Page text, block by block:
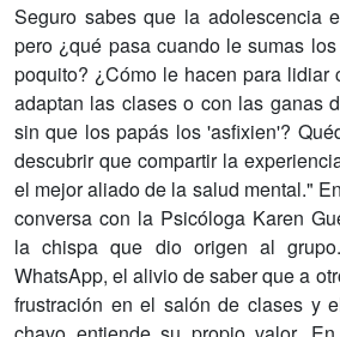
Seguro sabes que la adolescencia
pero ¿qué pasa cuando le sumas
poquito? ¿Cómo le hacen para lidiar
adaptan las clases o con las ganas
sin que los papás los 'asfixien'?
descubrir que compartir la
el mejor aliado de la salud mental."
conversa con la Psicóloga Karen
la chispa que dio origen al
WhatsApp, el alivio de saber que a
frustración en el salón de clases y